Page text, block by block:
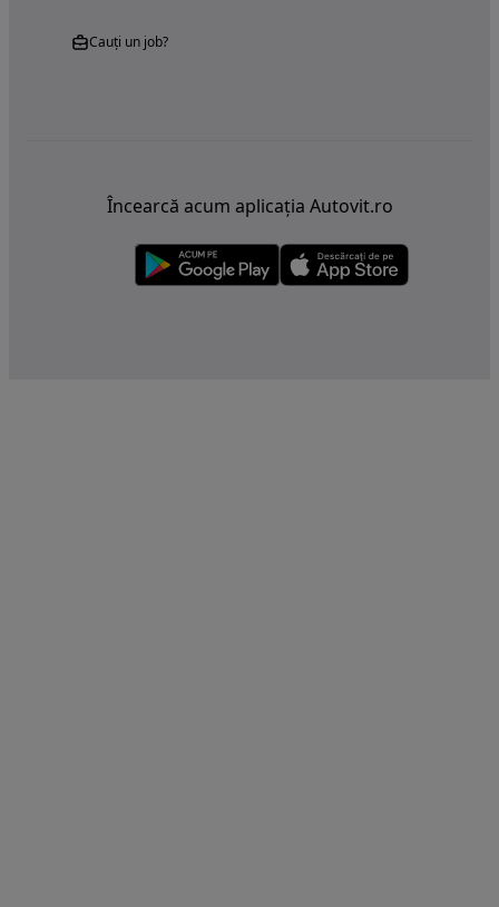
Cauți un job?
Încearcă acum aplicația Autovit.ro